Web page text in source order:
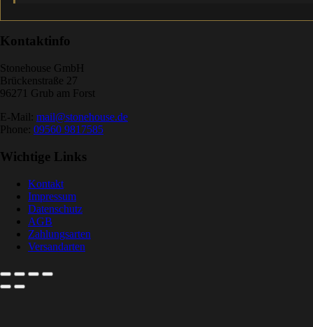
Kontaktinfo
Stonehouse GmbH
Brückenstraße 27
96271 Grub am Forst
E-Mail: mail@stonehouse.de
Phone: 09560 9817585
Wichtige Links
Kontakt
Impressum
Datenschutz
AGB
Zahlungsarten
Versandarten